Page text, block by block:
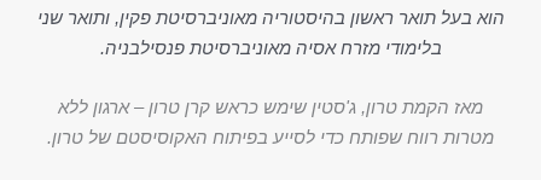
הוא בעל תואר ראשון בהיסטוריה מאוניברסיטת פקין, ותואר שני
בלימודי מזרח אסיה מאוניברסיטת פנסילבניה.
מאז הקמת טרון, ג'סטין שימש כראש קרן טרון – ארגון ללא
מטרות רווח שפותח כדי לסייע בפיתוח האקוסיסטם של טרון.